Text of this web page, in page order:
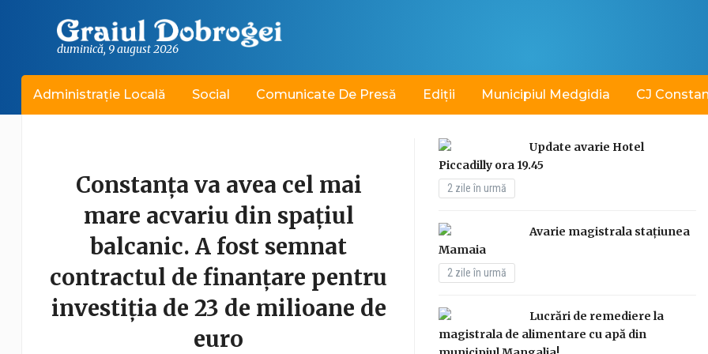
duminică, 9 august 2026
Administrație Locală Social Comunicate De Presă Ediții Municipiul Medgidia CJ
Constanța va avea cel mai
mare acvariu din spațiul
balcanic. A fost semnat
contractul de finanțare pentru
investiția de 23 de milioane de
euro
SeaWave Film & Arts
revine la Constanța cu cea
IV-a ediție. Zece zile de film,
teatru, muzică și arte
5 zile în urmă 0 comentarii
Constanța va deveni, în perioada 7-16 august, gazda celei
Update avarie Hotel
Piccadilly ora 19.45
2 zile în urmă
Avarie magistrala stațiunea
Mamaia
2 zile în urmă
Lucrări de remediere la
magistrala de alimentare cu apă din